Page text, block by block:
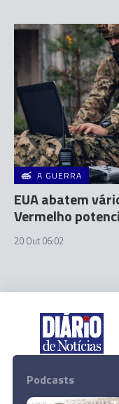
A GUERRA
EUA abatem
Vermelho
20 Out 06:02
Podcasts